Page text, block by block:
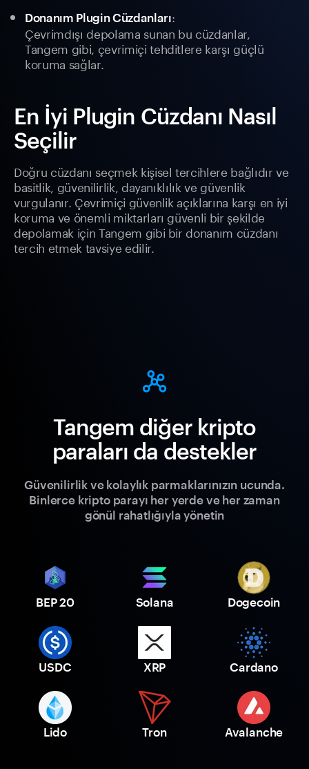
Donanım Plugin Cüzdanları:
Çevrimdışı depolama sunan bu cüzdanlar,
Tangem gibi, çevrimiçi tehditlere karşı güçlü
koruma sağlar.
En İyi Plugin Cüzdanı Nasıl
Seçilir
Doğru cüzdanı seçmek kişisel tercihlere bağlıdır ve
basitlik, güvenilirlik, dayanıklılık ve güvenlik
vurgulanır. Çevrimiçi güvenlik açıklarına karşı en iyi
koruma ve önemli miktarları güvenli bir şekilde
depolamak için Tangem gibi bir donanım cüzdanı
tercih etmek tavsiye edilir.
Tangem diğer kripto
paraları da destekler
Güvenilirlik ve kolaylık parmaklarınızın ucunda.
Binlerce kripto parayı her yerde ve her zaman
gönül rahatlığıyla yönetin
BEP 20 Solana Dogecoin
USDC XRP Cardano
Lido Tron Avalanche